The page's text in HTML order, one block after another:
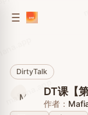
DirtyTalk
DT课【
作者：
mafiana.app